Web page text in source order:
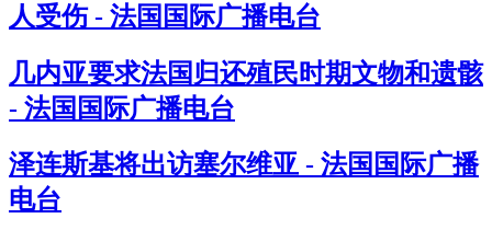
人受伤 - 法国国际广播电台
几内亚要求法国归还殖民时期文物和遗骸
- 法国国际广播电台
泽连斯基将出访塞尔维亚 - 法国国际广播
电台